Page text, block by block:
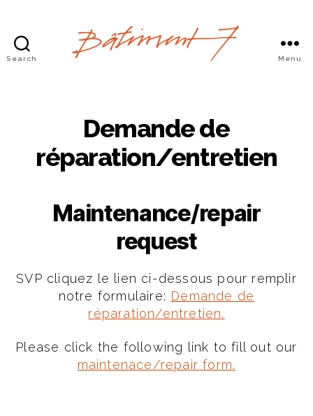
Search Menu
Demande de
réparation/entretien
Maintenance/repair
request
SVP cliquez le lien ci-dessous pour remplir
notre formulaire: Demande de
réparation/entretien.
Please click the following link to fill out our
maintenace/repair form.